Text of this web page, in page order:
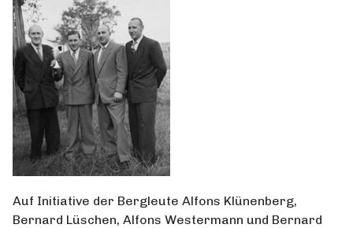
Auf Initiative der Bergleute Alfons Klünenberg,
Bernard Lüschen, Alfons Westermann und Bernard